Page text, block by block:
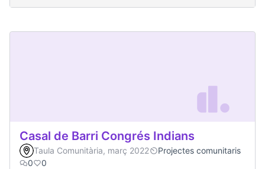
Casal de Barri Congrés Indians
Taula Comunitària, març 2022
Projectes comunitaris
0
0